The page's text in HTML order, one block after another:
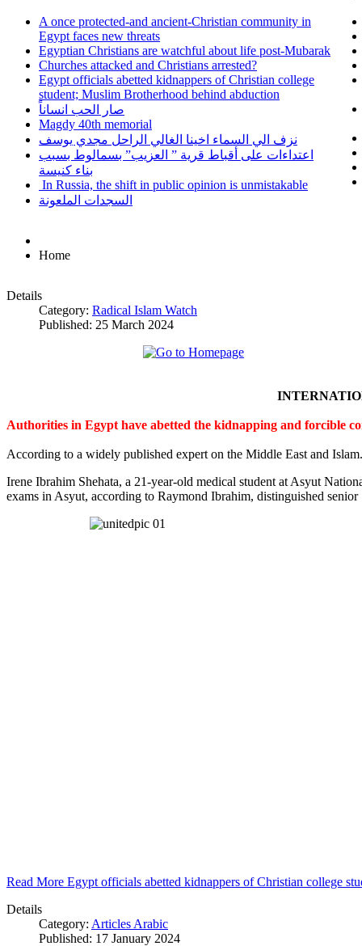
A once protected-and ancient-Christian community in
Egypt faces new threats
Egyptian Christians are watchful about life post-Mubarak
Churches attacked and Christians arrested?
Egypt officials abetted kidnappers of Christian college
student; Muslim Brotherhood behind abduction
صار الحب انساناً
Magdy 40th memorial
نزف الي السماء اخينا الغالي الراحل مجدي يوسف
اعتداءات على أقباط قرية ” العزيب” بسمالوط بسبب
بناء كنيسة
In Russia, the shift in public opinion is unmistakable
السجدات الملعونة
Home
Details
Category: Radical Islam Watch
Published: 25 March 2024
Authorities in Egypt have abetted the kidnapping and forcible
According to a widely published expert on the Middle East and Islam.
Irene Ibrahim Shehata, a 21-year-old medical student at Asyut
exams in Asyut, according to Raymond Ibrahim, distinguished
Read More Egypt officials abetted kidnappers of Christian college
Details
Category: Articles Arabic
Published: 17 January 2024